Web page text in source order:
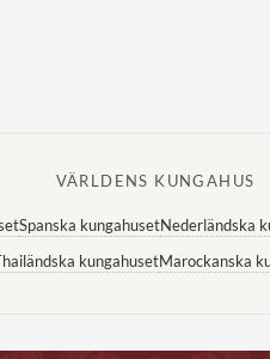
VÄRLDENS KUNGAHUS
Spanska kungahusetNederländska
kungahusetMarockanska